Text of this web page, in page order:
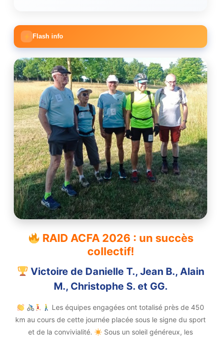
Flash info
RAID ACFA 2026 : un succès
collectif!
Victoire de Danielle T., Jean B., Alain
M., Christophe S. et GG.
Les équipes engagées ont totalisé près de 450
km au cours de cette journée placée sous le signe du sport
et de la convivialité.
Sous un soleil généreux, les